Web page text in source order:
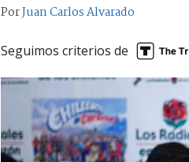
PorJuan Carlos Alvarado
Seguimos criterios de